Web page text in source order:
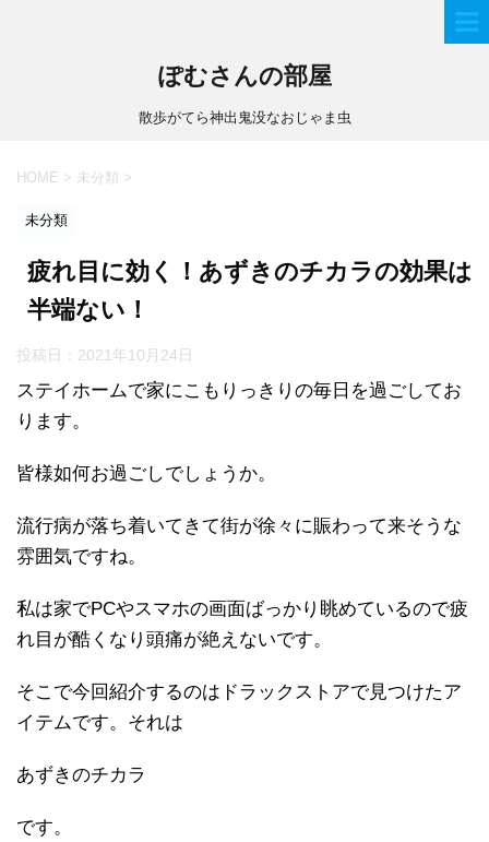
ぽむさんの部屋
散歩がてら神出鬼没なおじゃま虫
HOME > 未分類 >
未分類
疲れ目に効く！あずきのチカラの効果は
半端ない！
投稿日： 2021年10月24日
ステイホームで家にこもりっきりの毎日を過ごしてお
ります。
皆様如何お過ごしでしょうか。
流行病が落ち着いてきて街が徐々に賑わって来そうな
雰囲気ですね。
私は家でPCやスマホの画面ばっかり眺めているので疲
れ目が酷くなり頭痛が絶えないです。
そこで今回紹介するのはドラックストアで見つけたア
イテムです。それは
あずきのチカラ
です。